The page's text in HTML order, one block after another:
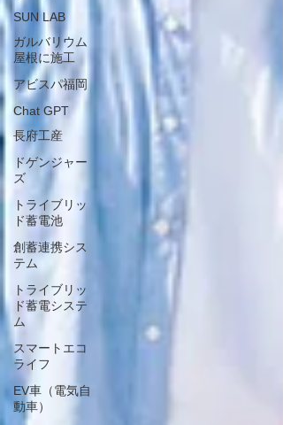
SUN LAB
ガルバリウム
屋根に施工
アビスパ福岡
Chat GPT
長府工産
ドゲンジャー
ズ
トライブリッ
ド蓄電池
創蓄連携シス
テム
トライブリッ
ド蓄電システ
ム
スマートエコ
ライフ
EV車（電気自
動車）